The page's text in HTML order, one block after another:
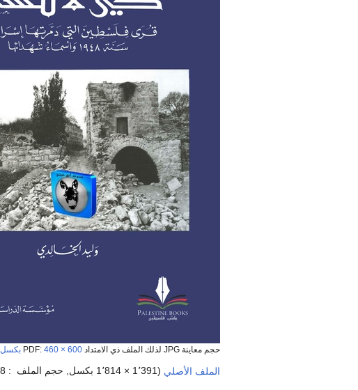
حجم معاينة JPG لذلك الملف ذي الامتداد PDF: 460 × 600 بكسل
الملف الأصلي (1٬391 × 1٬814 بكسل, حجم الملف : 50٫8 ميجابايت ، نوع الملف :